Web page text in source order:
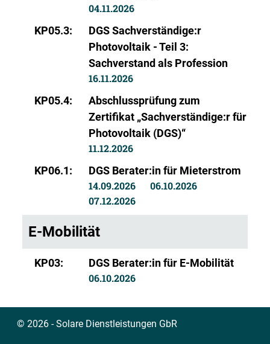
04.11.2026
KP05.3:
DGS Sachverständige:r
Photovoltaik - Teil 3:
Sachverstand als Profession
16.11.2026
KP05.4:
Abschlussprüfung zum
Zertifikat „Sachverständige:r für
Photovoltaik (DGS)“
11.12.2026
KP06.1:
DGS Berater:in für Mieterstrom
14.09.2026
06.10.2026
07.12.2026
E-Mobilität
KP03:
DGS Berater:in für E-Mobilität
06.10.2026
© 2026 - Solare Dienstleistungen GbR